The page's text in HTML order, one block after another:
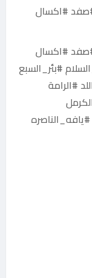
#صفد #اكسال
#صفد #اكسال
#بئر_السبع
#الرامة